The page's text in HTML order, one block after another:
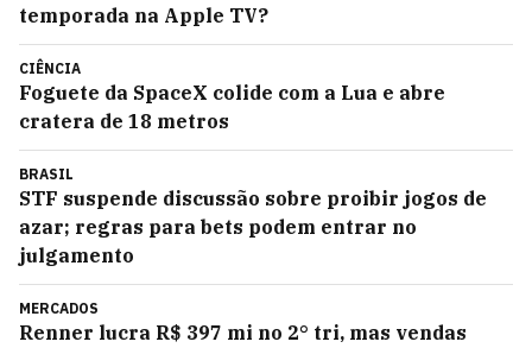
temporada na Apple TV?
CIÊNCIA
Foguete da SpaceX colide com a Lua e abre
cratera de 18 metros
BRASIL
STF suspende discussão sobre proibir jogos de
azar; regras para bets podem entrar no
julgamento
MERCADOS
Renner lucra R$ 397 mi no 2° tri, mas vendas